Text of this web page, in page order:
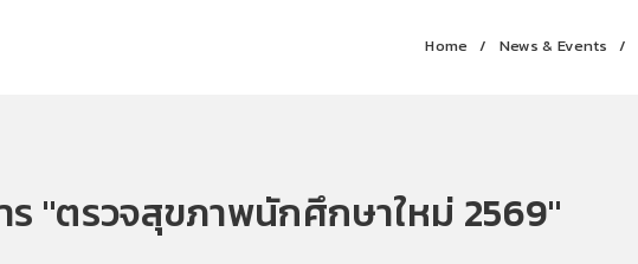
Home News & Events
"ตรวจสุขภาพนักศึกษาใหม่ 2569"